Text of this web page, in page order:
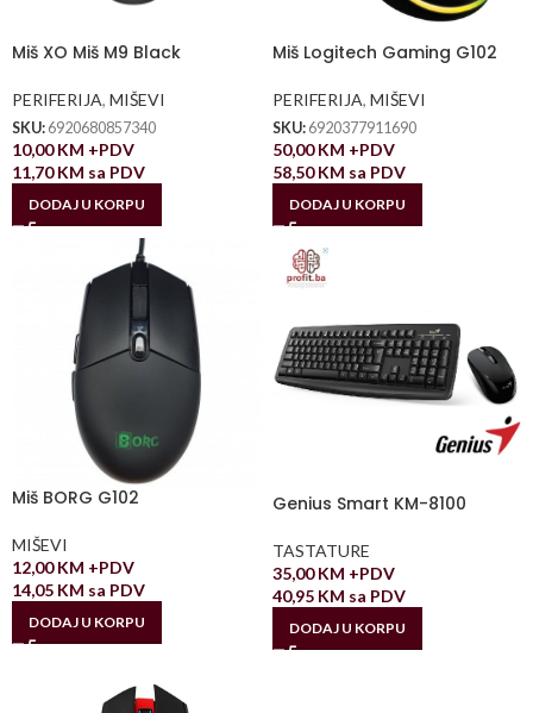
Miš XO Miš M9 Black
PERIFERIJA, MIŠEVI
SKU: 6920680857340
10,00KM +PDV
11,70KM sa PDV
DODAJ U KORPU
Miš Logitech Gaming G102
PERIFERIJA, MIŠEVI
SKU: 6920377911690
50,00KM +PDV
58,50KM sa PDV
DODAJ U KORPU
Miš BORG G102
MIŠEVI
12,00KM +PDV
14,05 KM sa PDV
DODAJ U KORPU
Genius Smart KM-8100
TASTATURE
35,00KM +PDV
40,95 KM sa PDV
DODAJ U KORPU